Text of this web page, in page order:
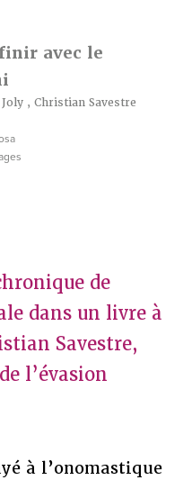
avec le
, Christian Savestre
de
dans un livre à
Savestre,
l’évasion
à l’onomastique